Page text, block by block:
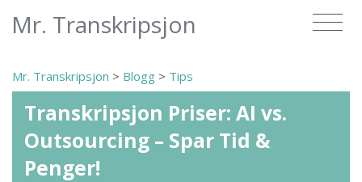
Mr. Transkripsjon
Mr. Transkripsjon > Blogg > Tips
Transkripsjon Priser: AI vs.
Outsourcing – Spar Tid &
Penger!